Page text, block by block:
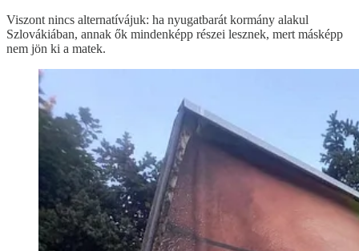
Viszont nincs alternatívájuk: ha nyugatbarát kormány alakul
Szlovákiában, annak ők mindenképp részei lesznek, mert másképp
nem jön ki a matek.